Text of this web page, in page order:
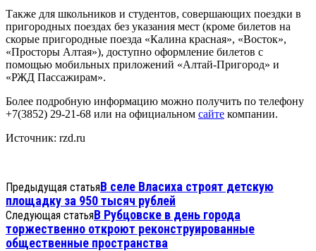
Также для школьников и студентов, совершающих поездки в
пригородных поездах без указания мест (кроме билетов на
скорые пригородные поезда «Калина красная», «Восток»,
«Просторы Алтая»), доступно оформление билетов с
помощью мобильных приложений «Алтай-Пригород» и
«РЖД Пассажирам».
Более подробную информацию можно получить по телефону
+7(3852) 29-21-68 или на официальном сайте компании.
Источник: rzd.ru
Предыдущая статьяВ селе Власиха строят детскую
площадку за 950 тысяч рублей
Следующая статьяВ Рубцовске в день города
торжественно откроют реконструированные
общественные пространства